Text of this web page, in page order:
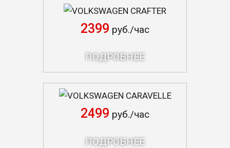
VOLKSWAGEN CRAFTER
2399 руб./час
ПОДРОБНЕЕ
VOLKSWAGEN CARAVELLE
2499 руб./час
ПОДРОБНЕЕ